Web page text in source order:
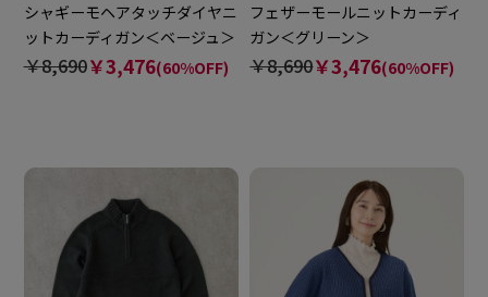
シャギーモヘアタッチダイヤニ
ットカーディガン＜ベージュ＞
￥8,690￥3,476(60%OFF)
フェザーモールニットカーディ
ガン＜グリーン＞
￥8,690￥3,476(60%OFF)